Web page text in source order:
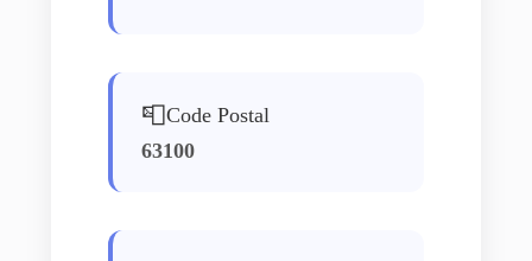
📮Code Postal
63100